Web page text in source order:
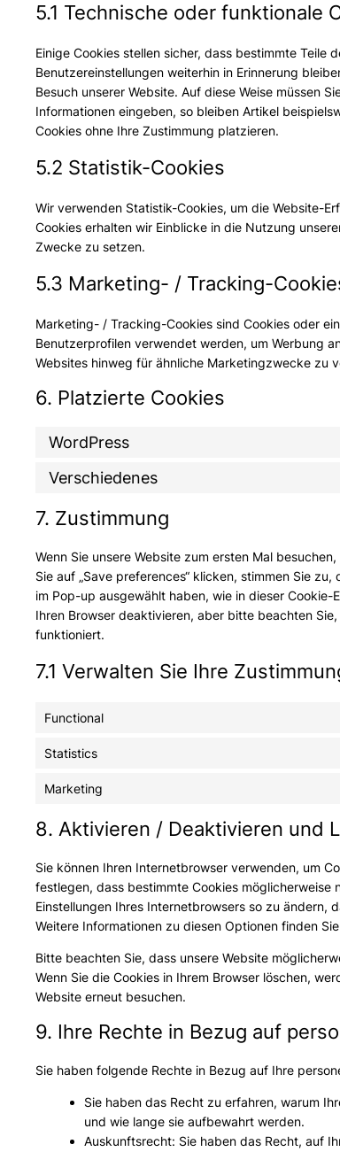
5.1 Technische oder funktionale
Einige Cookies stellen sicher, dass bestimmte
Benutzereinstellungen weiterhin in Erinnerung
Besuch unserer Website. Auf diese Weise müssen
Informationen eingeben, so bleiben Artikel
Cookies ohne Ihre Zustimmung platzieren.
5.2 Statistik-Cookies
Wir verwenden Statistik-Cookies, um die Website-
Cookies erhalten wir Einblicke in die Nutzung
Zwecke zu setzen.
5.3 Marketing- / Tracking-
Marketing- / Tracking-Cookies sind Cookies oder
Benutzerprofilen verwendet werden, um Werbung
Websites hinweg für ähnliche Marketingzwecke zu
6. Platzierte Cookies
WordPress
Verschiedenes
7. Zustimmung
Wenn Sie unsere Website zum ersten Mal
Sie auf „Save preferences“ klicken, stimmen Sie
im Pop-up ausgewählt haben, wie in dieser
Ihren Browser deaktivieren, aber bitte beachten
funktioniert.
7.1 Verwalten Sie Ihre
Functional
Statistics
Marketing
8. Aktivieren / Deaktivieren und
Sie können Ihren Internetbrowser verwenden, um
festlegen, dass bestimmte Cookies
Einstellungen Ihres Internetbrowsers so zu ändern,
Weitere Informationen zu diesen Optionen finden
Bitte beachten Sie, dass unsere Website
Wenn Sie die Cookies in Ihrem Browser löschen,
Website erneut besuchen.
9. Ihre Rechte in Bezug auf
Sie haben folgende Rechte in Bezug auf Ihre
Sie haben das Recht zu erfahren, warum
und wie lange sie aufbewahrt werden.
Auskunftsrecht: Sie haben das Recht, auf